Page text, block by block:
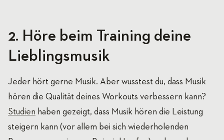
2. Höre beim Training deine
Lieblingsmusik
Jeder hört gerne Musik. Aber wusstest du, dass Musik
hören die Qualität deines Workouts verbessern kann?
Studien haben gezeigt, dass Musik hören die Leistung
steigern kann (vor allem bei sich wiederholenden